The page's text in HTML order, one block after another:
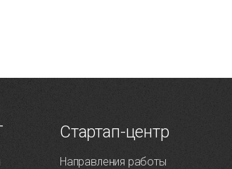
Стартап-центр
Направления работы